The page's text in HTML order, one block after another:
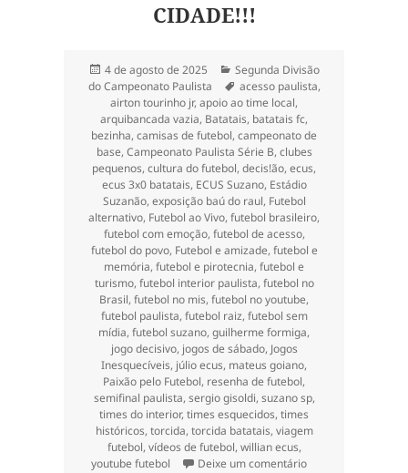
CIDADE!!!
Publicado
em
4 de agosto de 2025 Categorias
Segunda Divisão
do Campeonato Paulista
Tags
acesso paulista,
airton tourinho jr, apoio ao time local,
arquibancada vazia, Batatais, batatais fc,
bezinha, camisas de futebol, campeonato de
base, Campeonato Paulista Série B, clubes
pequenos, cultura do futebol, decis!ão, ecus,
ecus 3x0 batatais, ECUS Suzano, Estádio
Suzanão, exposição baú do raul, Futebol
alternativo, Futebol ao Vivo, futebol brasileiro,
futebol com emoção, futebol de acesso,
futebol do povo, Futebol e amizade, futebol e
memória, futebol e pirotecnia, futebol e
turismo, futebol interior paulista, futebol no
Brasil, futebol no mis, futebol no youtube,
futebol paulista, futebol raiz, futebol sem
mídia, futebol suzano, guilherme formiga,
jogo decisivo, jogos de sábado, Jogos
Inesquecíveis, júlio ecus, mateus goiano,
Paixão pelo Futebol, resenha de futebol,
semifinal paulista, sergio gisoldi, suzano sp,
times do interior, times esquecidos, times
históricos, torcida, torcida batatais, viagem
futebol, vídeos de futebol, willian ecus,
youtube futebol
Deixe um comentárioem ECUS 3×0